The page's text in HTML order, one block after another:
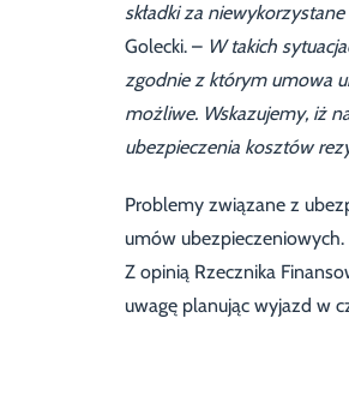
składki za
Golecki. – W takich
zgodnie z którym umowa
możliwe. Wskazujemy, iż
ubezpieczenia kosztów
Problemy związane z
umów
Z opinią Rzecznika
uwagę planując wyjazd w